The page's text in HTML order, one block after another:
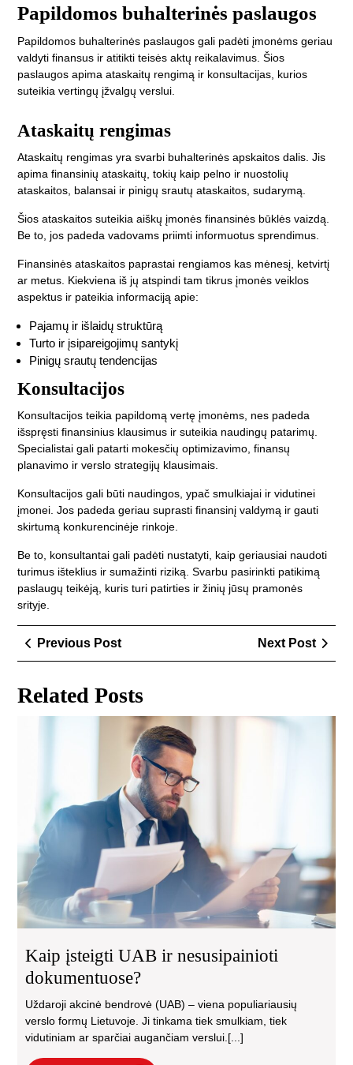
Papildomos buhalterinės paslaugos
Papildomos buhalterinės paslaugos gali padėti įmonėms geriau
valdyti finansus ir atitikti teisės aktų reikalavimus. Šios
paslaugos apima ataskaitų rengimą ir konsultacijas, kurios
suteikia vertingų įžvalgų verslui.
Ataskaitų rengimas
Ataskaitų rengimas yra svarbi buhalterinės apskaitos dalis. Jis
apima finansinių ataskaitų, tokių kaip pelno ir nuostolių
ataskaitos, balansai ir pinigų srautų ataskaitos, sudarymą.
Šios ataskaitos suteikia aiškų įmonės finansinės būklės vaizdą.
Be to, jos padeda vadovams priimti informuotus sprendimus.
Finansinės ataskaitos paprastai rengiamos kas mėnesį, ketvirtį
ar metus. Kiekviena iš jų atspindi tam tikrus įmonės veiklos
aspektus ir pateikia informaciją apie:
Pajamų ir išlaidų struktūrą
Turto ir įsipareigojimų santykį
Pinigų srautų tendencijas
Konsultacijos
Konsultacijos teikia papildomą vertę įmonėms, nes padeda
išspręsti finansinius klausimus ir suteikia naudingų patarimų.
Specialistai gali patarti mokesčių optimizavimo, finansų
planavimo ir verslo strategijų klausimais.
Konsultacijos gali būti naudingos, ypač smulkiajai ir vidutinei
įmonei. Jos padeda geriau suprasti finansinį valdymą ir gauti
skirtumą konkurencinėje rinkoje.
Be to, konsultantai gali padėti nustatyti, kaip geriausiai naudoti
turimus išteklius ir sumažinti riziką. Svarbu pasirinkti patikimą
paslaugų teikėją, kuris turi patirties ir žinių jūsų pramonės
srityje.
Navigacija
tarp
įrašų
Previous PostPrevious
Post
Next Post
Next
Post
Related Posts
Kaip įsteigti UAB ir nesusipainioti
dokumentuose?
Uždaroji akcinė bendrovė (UAB) – viena populiariausių
verslo formų Lietuvoje. Ji tinkama tiek smulkiam, tiek
vidutiniam ar sparčiai augančiam verslui.[...]